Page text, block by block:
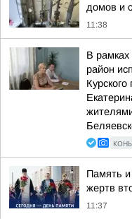
домов и
11:38
В рамках
район
Курского
Память и
жертв
11:37